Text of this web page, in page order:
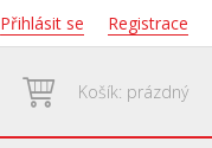
Přihlásit se Registrace
Košík: prázdný